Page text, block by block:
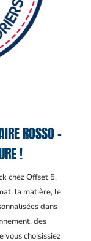
ROSSO –
!
chez Offset 5.
la matière, le
dans
des
vous choisissiez